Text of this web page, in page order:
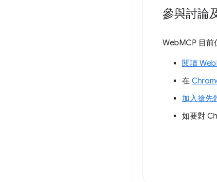
參與討論
WebMCP 目前
閱讀
在
加入搶先
如要對